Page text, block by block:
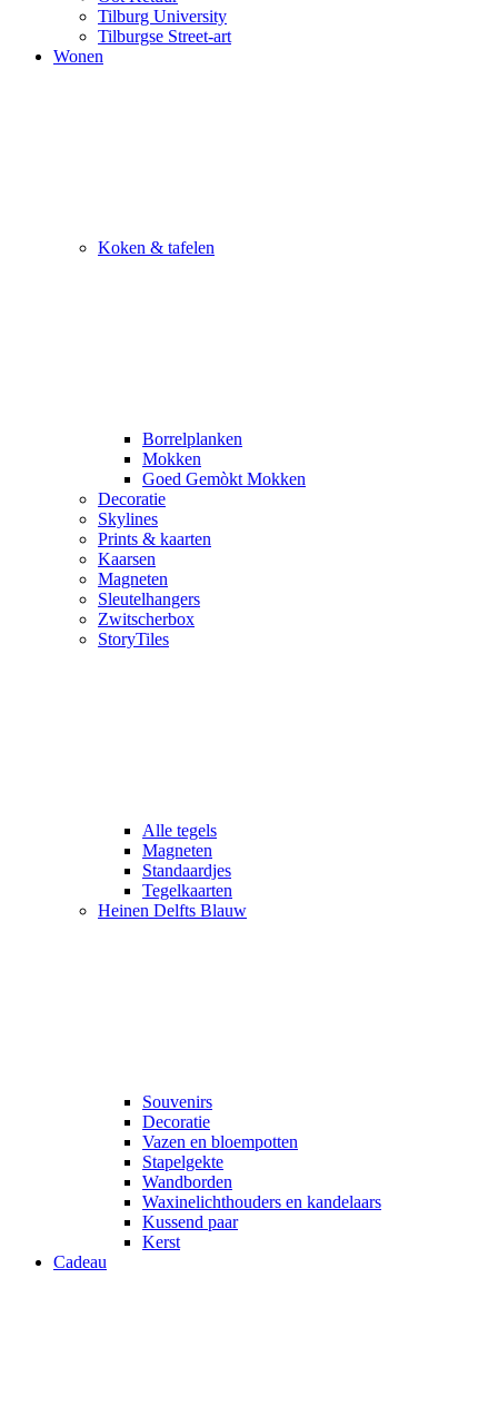
Tilburg University
Tilburgse Street-art
Wonen
Koken & tafelen
Borrelplanken
Mokken
Goed Gemòkt Mokken
Decoratie
Skylines
Prints & kaarten
Kaarsen
Magneten
Sleutelhangers
Zwitscherbox
StoryTiles
Alle tegels
Magneten
Standaardjes
Tegelkaarten
Heinen Delfts Blauw
Souvenirs
Decoratie
Vazen en bloempotten
Stapelgekte
Wandborden
Waxinelichthouders en kandelaars
Kussend paar
Kerst
Cadeau